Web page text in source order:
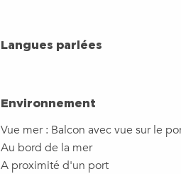
LANGUES PARLÉES
Langues parlées
ENVIRONNEMENT
Environnement
Vue mer : Balcon avec vue sur le
Au bord de la mer
A proximité d'un port